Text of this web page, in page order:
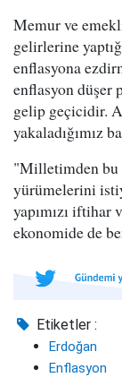
Memur ve
gelirlerine
enflasyona
enflasyon düşer
gelip geçicidir.
yakaladığımız
"Milletimden bu
yürümelerini
yapımızı iftihar
ekonomide de
Etiketler :
Erdoğan
Enflasyon